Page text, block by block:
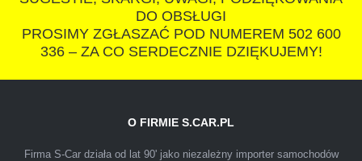
IZA
DO OBSŁUGI
PROSIMY ZGŁASZAĆ POD NUMEREM 502 600
336 – ZA CO SERDECZNIE DZIĘKUJEMY!
O FIRMIE S.CAR.PL
Firma S-Car działa od lat 90' jako niezależny importer samochodów